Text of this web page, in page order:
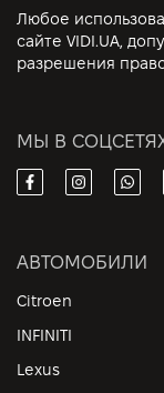
Любое
сайте VIDI.UA,
разрешения
МЫ В
АВТОМОБИЛИ
Citroen
INFINITI
Lexus